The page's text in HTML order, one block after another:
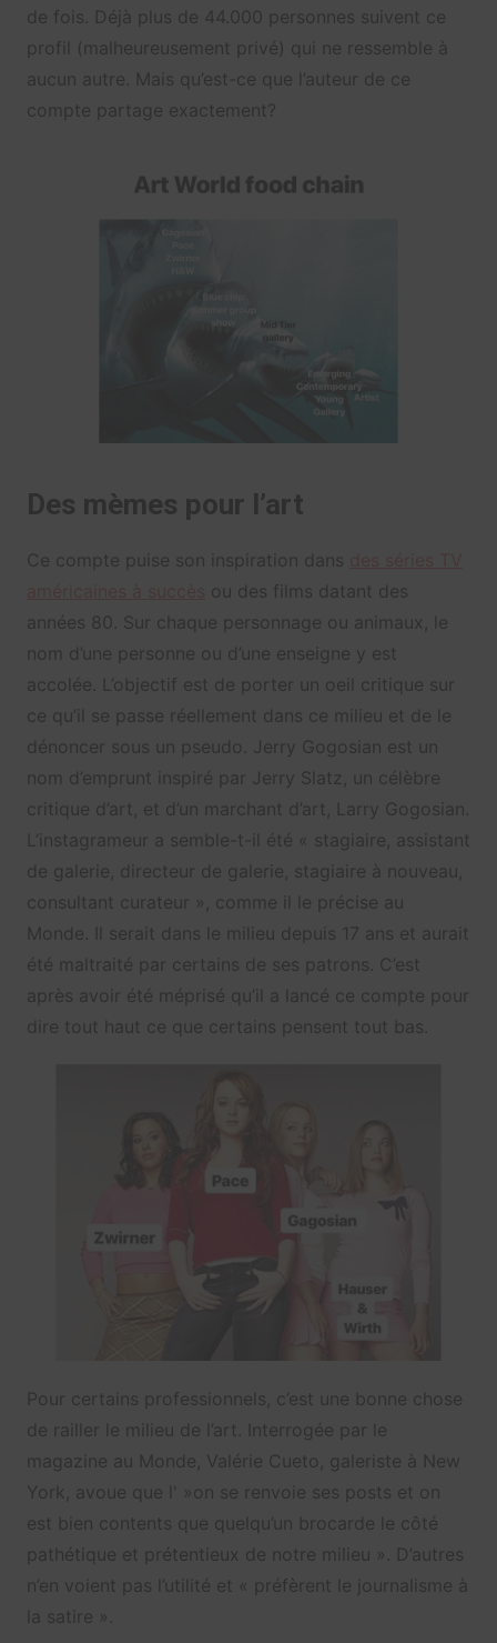
de fois. Déjà plus de 44.000 personnes suivent ce
profil (malheureusement privé) qui ne ressemble à
aucun autre. Mais qu’est-ce que l’auteur de ce
compte partage exactement?
Des mèmes pour l’art
Ce compte puise son inspiration dans
ou des films datant des
années 80. Sur chaque personnage ou animaux, le
nom d’une personne ou d’une enseigne y est
accolée. L’objectif est de porter un oeil critique sur
ce qu’il se passe réellement dans ce milieu et de le
dénoncer sous un pseudo. Jerry Gogosian est un
nom d’emprunt inspiré par Jerry Slatz, un célèbre
critique d’art, et d’un marchant d’art, Larry Gogosian.
L’instagrameur a semble-t-il été « stagiaire, assistant
de galerie, directeur de galerie, stagiaire à nouveau,
consultant curateur », comme il le précise au
Monde. Il serait dans le milieu depuis 17 ans et aurait
été maltraité par certains de ses patrons. C’est
après avoir été méprisé qu’il a lancé ce compte pour
dire tout haut ce que certains pensent tout bas.
Pour certains professionnels, c’est une bonne chose
de railler le milieu de l’art. Interrogée par le
magazine au Monde, Valérie Cueto, galeriste à New
York, avoue que l' »on se renvoie ses posts et on
est bien contents que quelqu’un brocarde le côté
pathétique et prétentieux de notre milieu ». D’autres
n’en voient pas l’utilité et « préfèrent le journalisme à
la satire ».